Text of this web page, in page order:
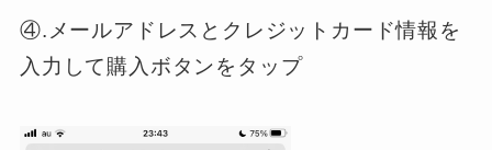
④.メールアドレスとクレジットカード情報を
入力して購入ボタンをタップ